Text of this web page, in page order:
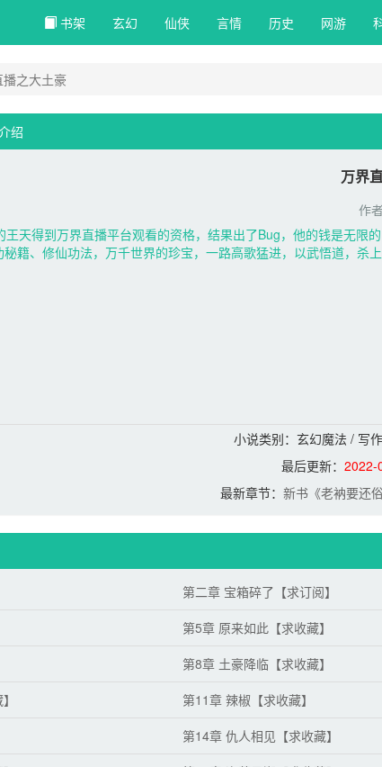
书架 玄幻 仙侠 言情 历史 网游
播之大土豪
绍
万界
作
天得到万界直播平台观看的资格，结果出了Bug，他的钱是无限
秘籍、修仙功法，万千世界的珍宝，一路高歌猛进，以武悟道，杀
小说类别：玄幻魔法 / 写作
最后更新： 2022-
最新章节： 新书《老衲要还
第二章 宝箱碎了【求订阅】
第5章 原来如此【求收藏】
第8章 土豪降临【求收藏】
第11章 辣椒【求收藏】
第14章 仇人相见【求收藏】